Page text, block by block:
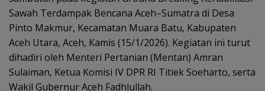
Sawah Terdampak Bencana Aceh–Sumatra di Desa
Pinto Makmur, Kecamatan Muara Batu, Kabupaten
Aceh Utara, Aceh, Kamis (15/1/2026). Kegiatan ini turut
dihadiri oleh Menteri Pertanian (Mentan) Amran
Sulaiman, Ketua Komisi IV DPR RI Titiek Soeharto, serta
Wakil Gubernur Aceh Fadhlullah.